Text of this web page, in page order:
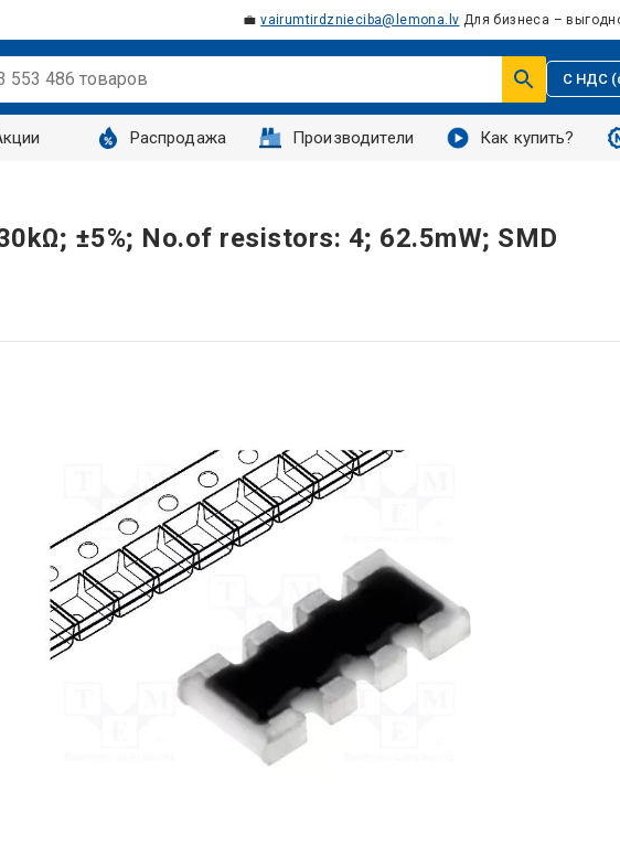
💼vairumtirdznieciba@lemona.lv Для бизнеса –
С НДС
Распродажа Производители Как купить?
±5%; No.of resistors: 4; 62.5mW; SMD